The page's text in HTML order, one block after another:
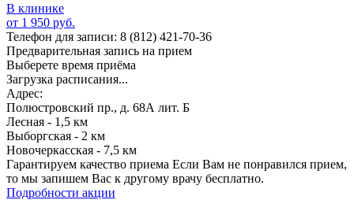
В клинике
от 1 950 руб.
Телефон для записи: 8 (812) 421-70-36
Предварительная запись на прием
Выберете время приёма
Загрузка расписания...
Адрес:
Полюстровский пр., д. 68А лит. Б
Лесная - 1,5 км
Выборгская - 2 км
Новочеркасская - 7,5 км
Гарантируем качество приема Если Вам не понравился прием,
то мы запишем Вас к другому врачу бесплатно.
Подробности акции